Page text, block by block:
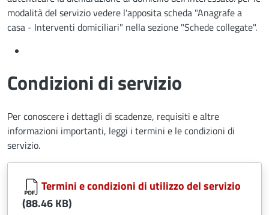
modalità del servizio vedere l'apposita scheda "Anagrafe a
casa - Interventi domiciliari" nella sezione "Schede collegate".
Condizioni di servizio
Per conoscere i dettagli di scadenze, requisiti e altre
informazioni importanti, leggi i termini e le condizioni di
servizio.
Document
Termini e condizioni di utilizzo del servizio
(88.46 KB)